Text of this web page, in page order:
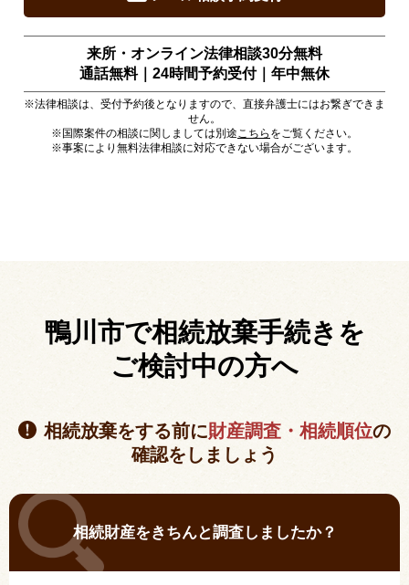
来所・オンライン法律相談30分無料
通話無料｜24時間予約受付｜ 年中無休
※法律相談は、受付予約後となりますので、直接弁護士にはお繋ぎできま
せん。
※国際案件の相談に関しましては別途こちら をご覧ください。
※事案により無料法律相談に対応できない場合がございます。
鴨川市で相続放棄手続きを
ご検討中の方へ
相続放棄をする前に財産調査・相続順位の
確認をしましょう
相続財産をきちんと調査しましたか？